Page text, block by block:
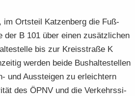
im Orts­teil Kat­zen­berg die Fuß­
der B 101 über einen zu­sätz­li­chen
bis zur Kreis­stra­ße K
wer­den beide Bus­hal­te­stel­len
und Aus­stei­gen zu er­leich­tern
des ÖPNV und die Ver­kehrs­si­